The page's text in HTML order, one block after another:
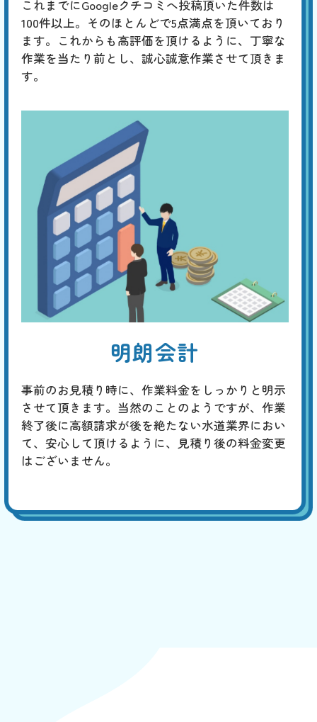
これまでにGoogleクチコミへ投稿頂いた件数は
100件以上。そのほとんどで5点満点を頂いており
ます。これからも高評価を頂けるように、丁寧な
作業を当たり前とし、誠心誠意作業させて頂きま
す。
明朗会計
事前のお見積り時に、作業料金をしっかりと明示
させて頂きます。当然のことのようですが、作業
終了後に高額請求が後を絶たない水道業界におい
て、安心して頂けるように、見積り後の料金変更
はございません。